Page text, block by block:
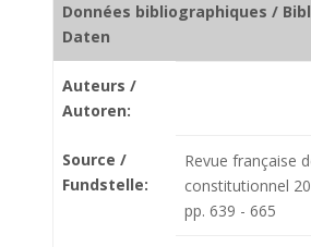
Données bibliographiques /
Daten
Auteurs /
Autoren:
Source /
Fundstelle:
Revue française
constitutionnel
pp. 639 - 665